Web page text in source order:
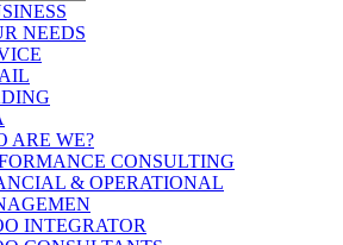
NEEDS
ARE WE?
CONSULTING
& OPERATIONAL
INTEGRATOR